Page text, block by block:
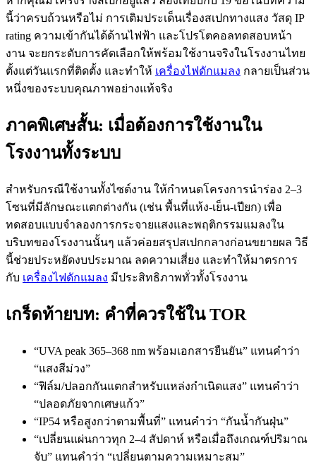
นี้ว่าครบถ้วนหรือไม่ การเติมประเด็นเรื่องสเปกทางแสง วัสดุ IP
rating ความเข้ากันได้ด้านไฟฟ้า และโปรโตคอลทดสอบหน้า
งาน จะยกระดับการคัดเลือกให้พร้อมใช้งานจริงในโรงงานไทย
ตั้งแต่วันแรกที่ติดตั้ง และทำให้ เครื่องไฟดักแมลง กลายเป็นส่วน
หนึ่งของระบบคุณภาพอย่างแท้จริง
ภาคพิเศษสั้น: เมื่อต้องการใช้งานใน
โรงงานทั้งระบบ
สำหรับกรณีใช้งานทั้งไซต์งาน ให้กำหนดโครงการนำร่อง 2–3
โซนที่มีลักษณะแตกต่างกัน (เช่น พื้นที่แห้ง-เย็น-เปียก) เพื่อ
ทดสอบแบบจำลองการกระจายแสงและพฤติกรรมแมลงใน
บริบทของโรงงานนั้นๆ แล้วค่อยสรุปสเปกกลางก่อนขยายผล วิธี
นี้ช่วยประหยัดงบประมาณ ลดความเสี่ยง และทำให้มาตรการ
กับ เครื่องไฟดักแมลง มีประสิทธิภาพทั่วทั้งโรงงาน
เกร็ดท้ายบท: คำที่ควรใช้ใน TOR
“UVA peak 365–368 nm พร้อมเอกสารยืนยัน” แทนคำว่า
“แสงสีม่วง”
“ฟิล์ม/ปลอกกันแตกสำหรับแหล่งกำเนิดแสง” แทนคำว่า
“ปลอดภัยจากเศษแก้ว”
“IP54 หรือสูงกว่าตามพื้นที่” แทนคำว่า “กันน้ำกันฝุ่น”
“เปลี่ยนแผ่นกาวทุก 2–4 สัปดาห์ หรือเมื่อถึงเกณฑ์ปริมาณ
จับ” แทนคำว่า “เปลี่ยนตามความเหมาะสม”